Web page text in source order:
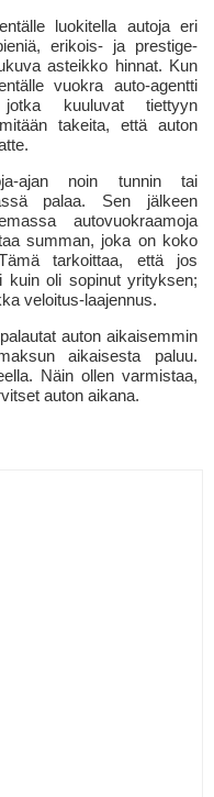
luokitella autoja eri
erikois- ja prestige-
asteikko hinnat. Kun
vuokra auto-agentti
kuuluvat tiettyyn
takeita, että auton
ajan noin tunnin tai
palaa. Sen jälkeen
autovuokraamoja
summan, joka on koko
tarkoittaa, että jos
kuin oli sopinut yrityksen;
veloitus-laajennus.
auton aikaisemmin
aikaisesta paluu.
Näin ollen varmistaa,
auton aikana.